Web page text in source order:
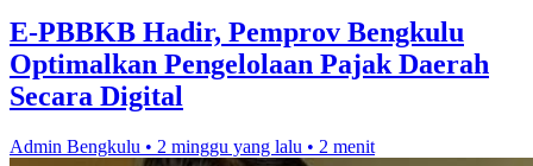
E-PBBKB Hadir, Pemprov Bengkulu
Optimalkan Pengelolaan Pajak Daerah
Secara Digital
Admin Bengkulu • 2 minggu yang lalu • 2 menit